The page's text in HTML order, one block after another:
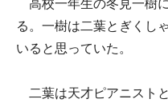
高校一年生の冬見一樹
る。一樹は二葉とぎくし
いると思っていた。
二葉は天才ピアニスト